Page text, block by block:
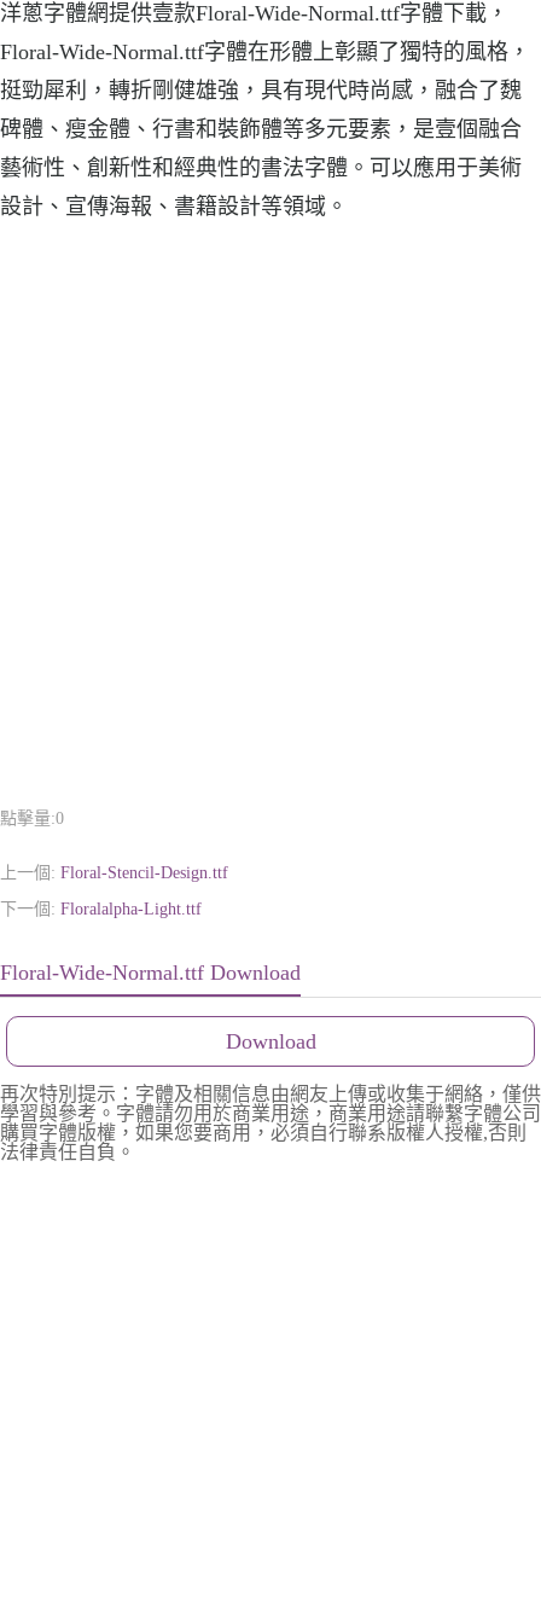
洋蔥字體網提供壹款Floral-Wide-Normal.ttf字體下載，
Floral-Wide-Normal.ttf字體在形體上彰顯了獨特的風格，
挺勁犀利，轉折剛健雄強，具有現代時尚感，融合了魏
碑體、瘦金體、行書和裝飾體等多元要素，是壹個融合
藝術性、創新性和經典性的書法字體。可以應用于美術
設計、宣傳海報、書籍設計等領域。
點擊量:0
上一個: Floral-Stencil-Design.ttf
下一個: Floralalpha-Light.ttf
Floral-Wide-Normal.ttf Download
Download
再次特別提示：字體及相關信息由網友上傳或收集于網絡，僅供
學習與參考。字體請勿用於商業用途，商業用途請聯繫字體公司
購買字體版權，如果您要商用，必須自行聯系版權人授權,否則
法律責任自負。